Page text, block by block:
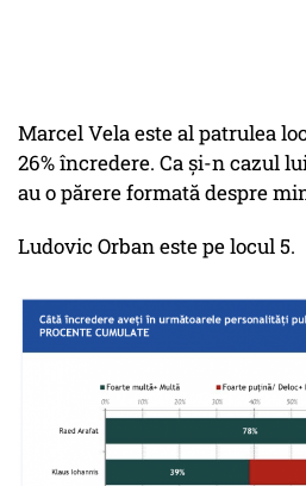
Marcel Vela este al patrulea
26% încredere. Ca și-n cazul
au o părere formată despre
Ludovic Orban este pe locul 5.